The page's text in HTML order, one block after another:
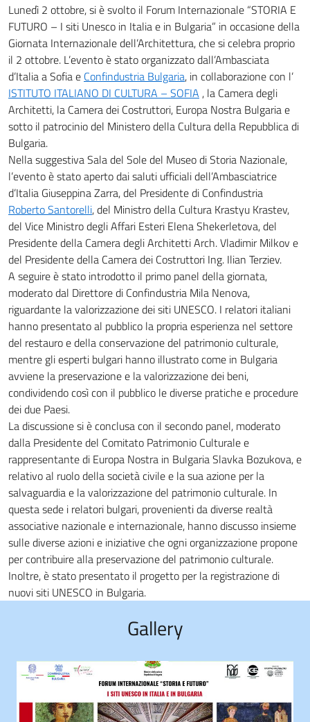
Lunedì 2 ottobre, si è svolto il Forum Internazionale “STORIA E
FUTURO – I siti Unesco in Italia e in Bulgaria” in occasione della
Giornata Internazionale dell’Architettura, che si celebra proprio
il 2 ottobre. L’evento è stato organizzato dall’Ambasciata
d’Italia a Sofia e Confindustria Bulgaria, in collaborazione con l’
ISTITUTO ITALIANO DI CULTURA – SOFIA , la Camera degli
Architetti, la Camera dei Costruttori, Europa Nostra Bulgaria e
sotto il patrocinio del Ministero della Cultura della Repubblica di
Bulgaria.
Nella suggestiva Sala del Sole del Museo di Storia Nazionale,
l’evento è stato aperto dai saluti ufficiali dell’Ambasciatrice
d’Italia Giuseppina Zarra, del Presidente di Confindustria
Roberto Santorelli, del Ministro della Cultura Krastyu Krastev,
del Vice Ministro degli Affari Esteri Elena Shekerletova, del
Presidente della Camera degli Architetti Arch. Vladimir Milkov e
del Presidente della Camera dei Costruttori Ing. Ilian Terziev.
A seguire è stato introdotto il primo panel della giornata,
moderato dal Direttore di Confindustria Mila Nenova,
riguardante la valorizzazione dei siti UNESCO. I relatori italiani
hanno presentato al pubblico la propria esperienza nel settore
del restauro e della conservazione del patrimonio culturale,
mentre gli esperti bulgari hanno illustrato come in Bulgaria
avviene la preservazione e la valorizzazione dei beni,
condividendo così con il pubblico le diverse pratiche e procedure
dei due Paesi.
La discussione si è conclusa con il secondo panel, moderato
dalla Presidente del Comitato Patrimonio Culturale e
rappresentante di Europa Nostra in Bulgaria Slavka Bozukova, e
relativo al ruolo della società civile e la sua azione per la
salvaguardia e la valorizzazione del patrimonio culturale. In
questa sede i relatori bulgari, provenienti da diverse realtà
associative nazionale e internazionale, hanno discusso insieme
sulle diverse azioni e iniziative che ogni organizzazione propone
per contribuire alla preservazione del patrimonio culturale.
Inoltre, è stato presentato il progetto per la registrazione di
nuovi siti UNESCO in Bulgaria.
Gallery